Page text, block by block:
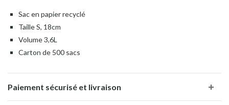
Sac en papier recyclé
Taille S, 18cm
Volume 3,6L
Carton de 500 sacs
Paiement sécurisé et livraison